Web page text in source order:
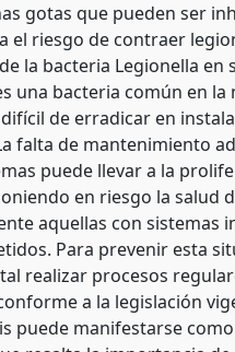
gotas que pueden ser
el riesgo de contraer
la bacteria Legionella en
una bacteria común en la
de erradicar en
falta de mantenimiento
puede llevar a la
en riesgo la salud
aquellas con sistemas
Para prevenir esta
realizar procesos
a la legislación
puede manifestarse